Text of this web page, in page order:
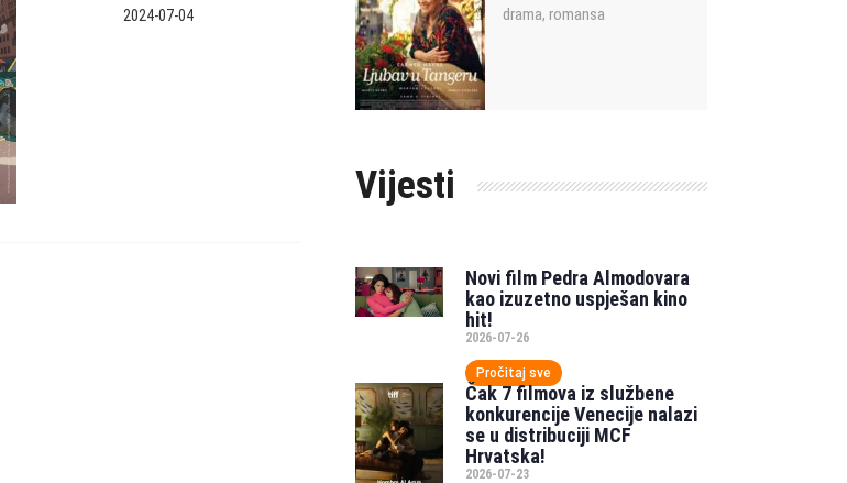
2024-07-04 drama, romansa
Vijesti
Novi film Pedra Almodovara
kao izuzetno uspješan kino
hit!
2026-07-26
Pročitaj sve
Čak 7 filmova iz službene
konkurencije Venecije nalazi
se u distribuciji MCF
Hrvatska!
2026-07-23